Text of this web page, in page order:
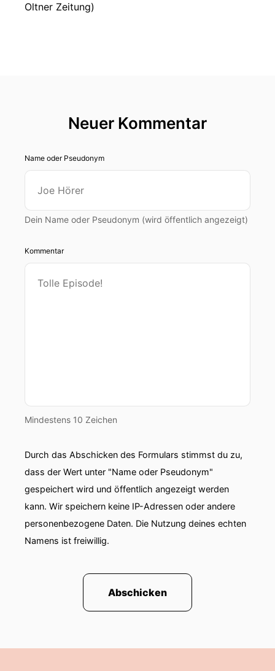
Oltner Zeitung)
Neuer Kommentar
Name oder Pseudonym
Dein Name oder Pseudonym (wird öffentlich angezeigt)
Kommentar
Mindestens 10 Zeichen
Durch das Abschicken des Formulars stimmst du zu,
dass der Wert unter "Name oder Pseudonym"
gespeichert wird und öffentlich angezeigt werden
kann. Wir speichern keine IP-Adressen oder andere
personenbezogene Daten. Die Nutzung deines echten
Namens ist freiwillig.
Abschicken